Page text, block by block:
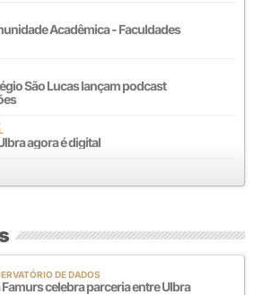
Acadêmica - Faculdades
São Lucas lançam podcast
agora é digital
DE DADOS
celebra parceria entre Ulbra